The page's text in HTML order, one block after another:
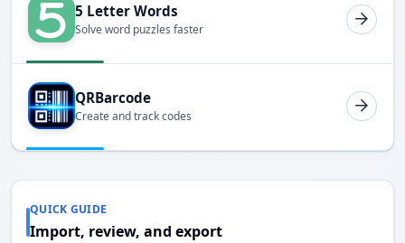
5 Letter Words
Solve word puzzles faster
QRBarcode
Create and track codes
QUICK GUIDE
Import, review, and export